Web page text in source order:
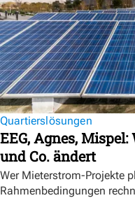
Quartierslösungen
EEG, Agnes,
und Co. ändert
Wer Mieterstrom-Projekte
Rahmenbedingungen